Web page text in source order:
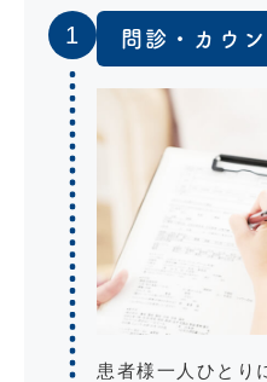
1 問診・カウ
患者様一人ひとり